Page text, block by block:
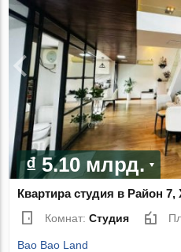
₫ 5.10 млрд.
Квартира студия в Район
Комнат:Студия
Bao Bao Land